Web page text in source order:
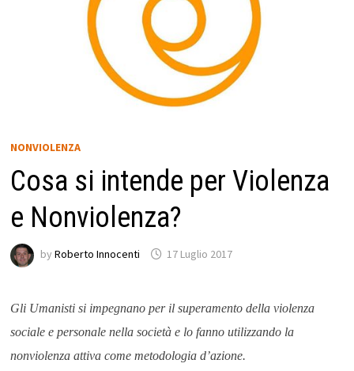
NONVIOLENZA
Cosa si intende per Violenza
e Nonviolenza?
by Roberto Innocenti 17 Luglio 2017
Gli Umanisti si impegnano per il superamento della violenza
sociale e personale nella società e lo fanno utilizzando la
nonviolenza attiva come metodologia d’azione.